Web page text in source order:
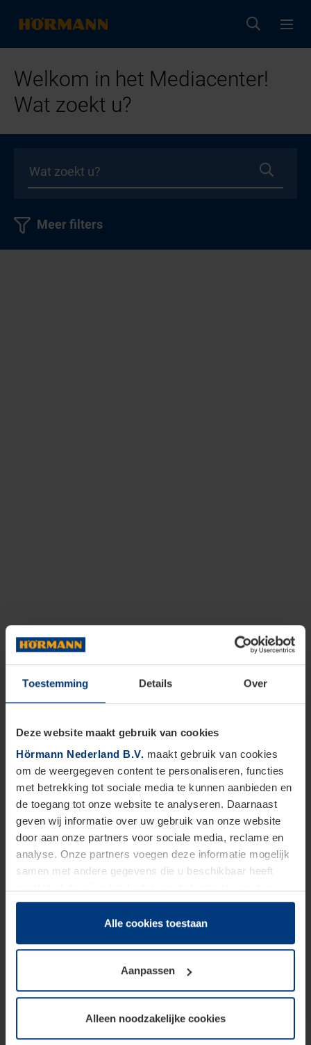
Toestemming Details Over
Deze website maakt gebruik van cookies
Hörmann Nederland B.V. maakt gebruik van cookies
om de weergegeven content te personaliseren, functies
met betrekking tot sociale media te kunnen aanbieden en
de toegang tot onze website te analyseren. Daarnaast
geven wij informatie over uw gebruik van onze website
door aan onze partners voor sociale media, reclame en
analyse. Onze partners voegen deze informatie mogelijk
samen met andere gegevens die u beschikbaar heeft
dienstverlening hebben verzameld.
Juridisch zijn wij gerechtigd om cookies op uw computer
onze pagina's absoluut noodzakelijk is. Voor alle andere
soorten cookies is uw toestemming vereist. Uw
toestemming kunt u op elk moment bij de uitleg van de
wijzigen of herroepen.
Alle cookies toestaan
Aanpassen
Alleen noodzakelijke cookies
Welkom in het Mediacenter!
Wat zoekt u?
Meer filters